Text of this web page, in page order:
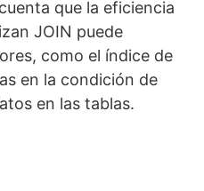
que la eficiencia
JOIN puede
como el índice de
en la condición de
en las tablas.